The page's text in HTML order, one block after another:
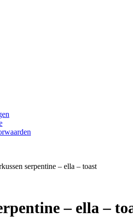
serpentine – ella – toast
– ella –